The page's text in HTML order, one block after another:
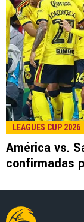
LEE TAMBIÉN